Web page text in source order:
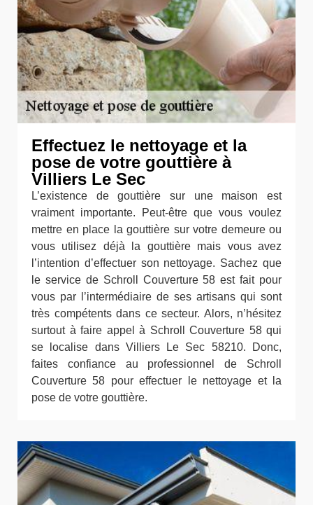
Effectuez le nettoyage et la
pose de votre gouttière à
Villiers Le Sec
L’existence de gouttière sur une maison est
vraiment importante. Peut-être que vous voulez
mettre en place la gouttière sur votre demeure ou
vous utilisez déjà la gouttière mais vous avez
l’intention d’effectuer son nettoyage. Sachez que
le service de Schroll Couverture 58 est fait pour
vous par l’intermédiaire de ses artisans qui sont
très compétents dans ce secteur. Alors, n’hésitez
surtout à faire appel à Schroll Couverture 58 qui
se localise dans Villiers Le Sec 58210. Donc,
faites confiance au professionnel de Schroll
Couverture 58 pour effectuer le nettoyage et la
pose de votre gouttière.